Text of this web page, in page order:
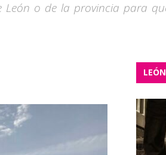
o de la provincia para